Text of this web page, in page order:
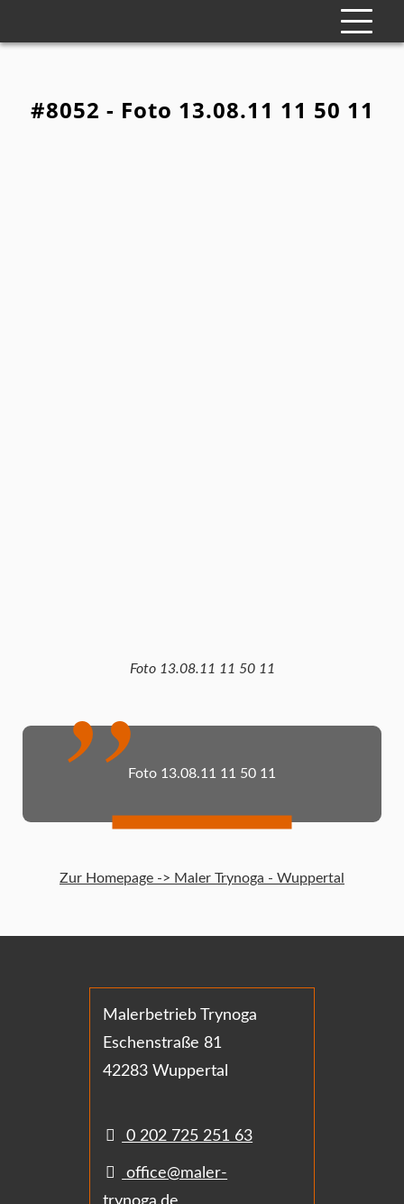
#8052 - Foto 13.08.11 11 50 11
Foto 13.08.11 11 50 11
Foto 13.08.11 11 50 11
Zur Homepage -> Maler Trynoga - Wuppertal
Malerbetrieb Trynoga
Eschenstraße 81
42283 Wuppertal
0 202 725 251 63
office@maler-